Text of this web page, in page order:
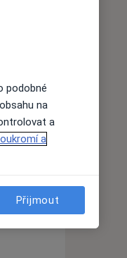
podobné
na
a
a
Přijmout